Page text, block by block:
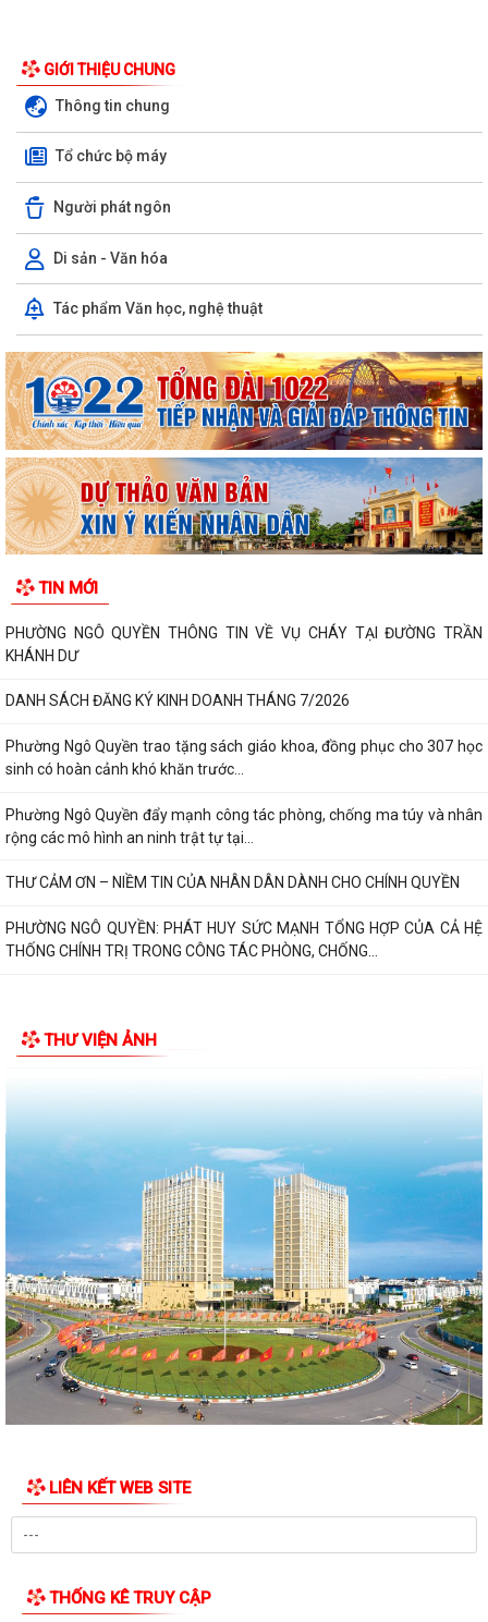
GIỚI THIỆU CHUNG
Thông tin chung
Tổ chức bộ máy
Người phát ngôn
Di sản - Văn hóa
Tác phẩm Văn học, nghệ thuật
TIN MỚI
PHƯỜNG NGÔ QUYỀN THÔNG TIN VỀ VỤ CHÁY TẠI ĐƯỜNG TRẦN
KHÁNH DƯ
DANH SÁCH ĐĂNG KÝ KINH DOANH THÁNG 7/2026
Phường Ngô Quyền trao tặng sách giáo khoa, đồng phục cho 307 học
sinh có hoàn cảnh khó khăn trước...
Phường Ngô Quyền đẩy mạnh công tác phòng, chống ma túy và nhân
rộng các mô hình an ninh trật tự tại...
THƯ CẢM ƠN – NIỀM TIN CỦA NHÂN DÂN DÀNH CHO CHÍNH QUYỀN
PHƯỜNG NGÔ QUYỀN: PHÁT HUY SỨC MẠNH TỔNG HỢP CỦA CẢ HỆ
THỐNG CHÍNH TRỊ TRONG CÔNG TÁC PHÒNG, CHỐNG...
THƯ VIỆN ẢNH
LIÊN KẾT WEB SITE
THỐNG KÊ TRUY CẬP